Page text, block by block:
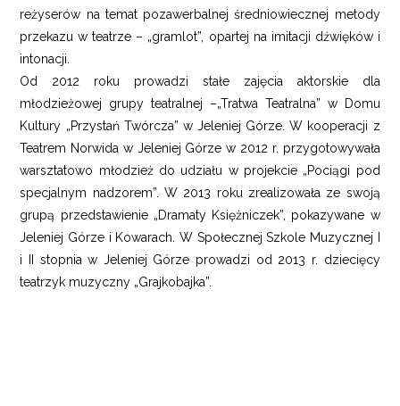
reżyserów na temat pozawerbalnej średniowiecznej metody
przekazu w teatrze – „gramlot”, opartej na imitacji dźwięków i
intonacji.
Od 2012 roku prowadzi stałe zajęcia aktorskie dla
młodzieżowej grupy teatralnej –„Tratwa Teatralna” w Domu
Kultury „Przystań Twórcza” w Jeleniej Górze. W kooperacji z
Teatrem Norwida w Jeleniej Górze w 2012 r. przygotowywała
warsztatowo młodzież do udziału w projekcie „Pociągi pod
specjalnym nadzorem”. W 2013 roku zrealizowała ze swoją
grupą przedstawienie „Dramaty Księżniczek”, pokazywane w
Jeleniej Górze i Kowarach. W Społecznej Szkole Muzycznej I
i II stopnia w Jeleniej Górze prowadzi od 2013 r. dziecięcy
teatrzyk muzyczny „Grajkobajka”.